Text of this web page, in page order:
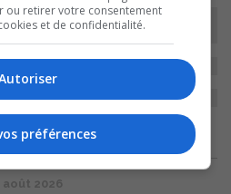
août 2026
ou retirer votre consentement
et de confidentialité.
préférences